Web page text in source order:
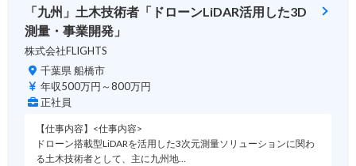
「九州」土木技術者「ドローンLiDAR活用した3D
測量・事業開発」
株式会社FLIGHTS
千葉県 船橋市
年収500万円～800万円
正社員
【仕事内容】<仕事内容>
ドローン搭載型LiDARを活用した3次元測量ソリューションに関わ
る土木技術者として、主に九州地…